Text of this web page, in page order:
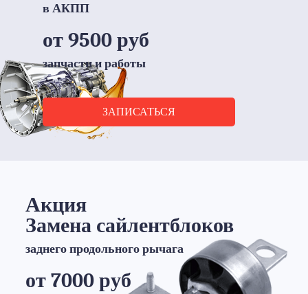
в АКПП
от 9500 руб
запчасти и работы
ЗАПИСАТЬСЯ
Акция
Замена сайлентблоков
заднего продольного рычага
от 7000 руб